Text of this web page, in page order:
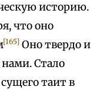
историю.
что оно
[165] Оно твердо и
Стало
таит в